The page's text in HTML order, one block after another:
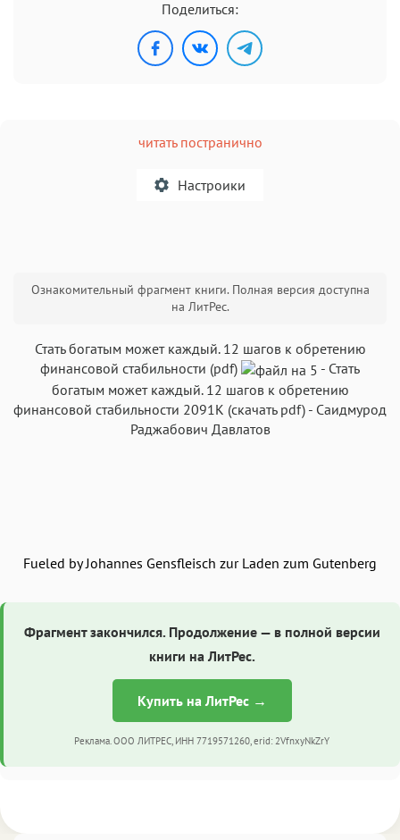
Поделиться:
читать постранично
Настроики
Текст Текст Текст Текст
Аа Аа
Аа
Helvetica Neue
Аа
Arial Аа
Georgia
Аа
Times New Roman
Courier New SF Mono
Ознакомительный фрагмент книги. Полная версия доступна
на ЛитРес.
Стать богатым может каждый. 12 шагов к обретению
финансовой стабильности (pdf)
- Стать
богатым может каждый. 12 шагов к обретению
финансовой стабильности 2091K (скачать pdf) - Саидмурод
Раджабович Давлатов
Fueled by Johannes Gensfleisch zur Laden zum Gutenberg
Фрагмент закончился. Продолжение — в полной версии
книги на ЛитРес.
Купить на ЛитРес →
Реклама. ООО ЛИТРЕС, ИНН 7719571260, erid: 2VfnxyNkZrY